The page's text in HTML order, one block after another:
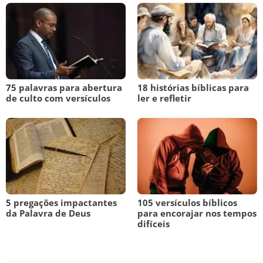
75 palavras para abertura
de culto com versículos
18 histórias bíblicas para
ler e refletir
5 pregações impactantes
da Palavra de Deus
105 versículos bíblicos
para encorajar nos tempos
difíceis